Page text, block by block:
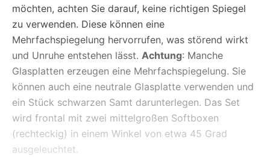
möchten, achten Sie darauf, keine richtigen Spiegel
zu verwenden. Diese können eine
Mehrfachspiegelung hervorrufen, was störend wirkt
und Unruhe entstehen lässt. Achtung: Manche
Glasplatten erzeugen eine Mehrfachspiegelung. Sie
können auch eine neutrale Glasplatte verwenden und
ein Stück schwarzen Samt darunterlegen. Das Set
wird frontal mit zwei mittelgroßen Softboxen
(rechteckig) in einem Winkel von etwa 45 Grad
ausgeleuchtet.